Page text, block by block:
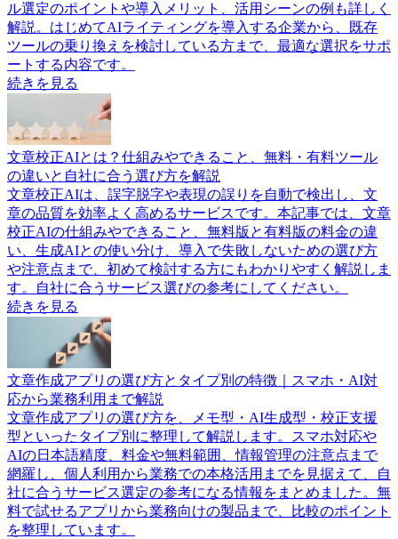
ル選定のポイントや導入メリット、活用シーンの例も詳しく
解説。はじめてAIライティングを導入する企業から、既存
ツールの乗り換えを検討している方まで、最適な選択をサポ
ートする内容です。
続きを見る
文章校正AIとは？仕組みやできること、無料・有料ツール
の違いと自社に合う選び方を解説
文章校正AIは、誤字脱字や表現の誤りを自動で検出し、文
章の品質を効率よく高めるサービスです。本記事では、文章
校正AIの仕組みやできること、無料版と有料版の料金の違
い、生成AIとの使い分け、導入で失敗しないための選び方
や注意点まで、初めて検討する方にもわかりやすく解説しま
す。自社に合うサービス選びの参考にしてください。
続きを見る
文章作成アプリの選び方とタイプ別の特徴｜スマホ・AI対
応から業務利用まで解説
文章作成アプリの選び方を、メモ型・AI生成型・校正支援
型といったタイプ別に整理して解説します。スマホ対応や
AIの日本語精度、料金や無料範囲、情報管理の注意点まで
網羅し、個人利用から業務での本格活用までを見据えて、自
社に合うサービス選定の参考になる情報をまとめました。無
料で試せるアプリから業務向けの製品まで、比較のポイント
を整理しています。